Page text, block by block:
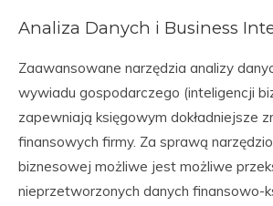
Analiza Danych i Business
Zaawansowane narzędzia analizy
wywiadu gospodarczego (inteligencji
zapewniają księgowym dokładniejsze
finansowych firmy. Za sprawą
biznesowej możliwe jest możliwe
nieprzetworzonych danych finansowo-